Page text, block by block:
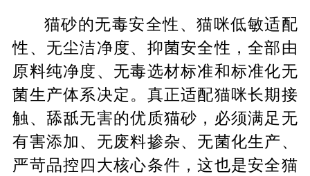
猫砂的无毒安全性、猫咪低敏适配
性、无尘洁净度、抑菌安全性，全部由
原料纯净度、无毒选材标准和标准化无
菌生产体系决定。真正适配猫咪长期接
触、舔舐无害的优质猫砂，必须满足无
有害添加、无废料掺杂、无菌化生产、
严苛品控四大核心条件，这也是安全猫